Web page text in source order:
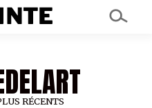
RÉCENTS